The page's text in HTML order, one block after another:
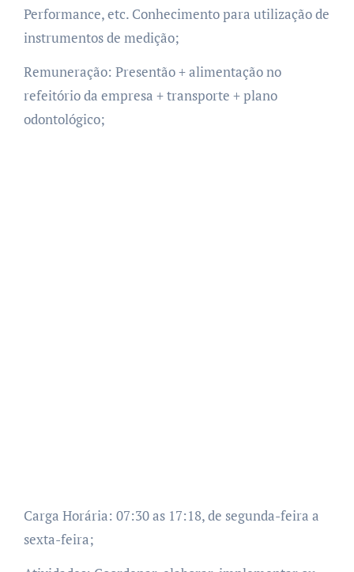
Performance, etc. Conhecimento para utilização de
instrumentos de medição;
Remuneração: Presentão + alimentação no
refeitório da empresa + transporte + plano
odontológico;
Carga Horária: 07:30 as 17:18, de segunda-feira a
sexta-feira;